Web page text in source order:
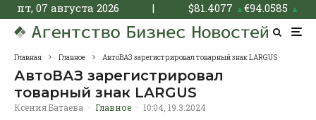
пт, 07 августа 2026 | $81.4077 ▲€94.0585 ▲
Главная Главное АвтоВАЗ зарегистрировал товарный знак LARGUS
АвтоВАЗ зарегистрировал
товарный знак LARGUS
Ксения Батаева · Главное · 10:04, 19.3.2024